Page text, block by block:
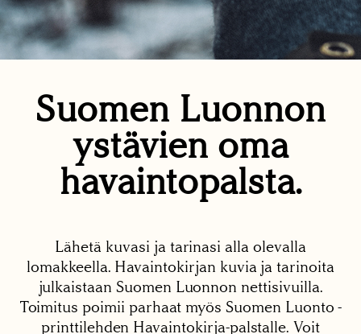
Suomen Luonnon
ystävien oma
havaintopalsta.
Lähetä kuvasi ja tarinasi alla olevalla
lomakkeella. Havaintokirjan kuvia ja tarinoita
julkaistaan Suomen Luonnon nettisivuilla.
Toimitus poimii parhaat myös Suomen Luonto -
printtilehden Havaintokirja-palstalle. Voit